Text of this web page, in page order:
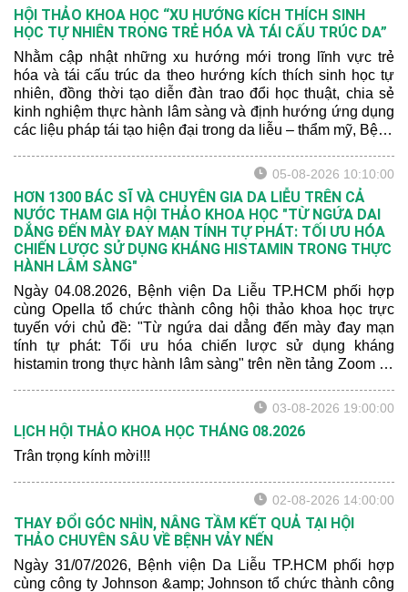
HỘI THẢO KHOA HỌC “XU HƯỚNG KÍCH THÍCH SINH
HỌC TỰ NHIÊN TRONG TRẺ HÓA VÀ TÁI CẤU TRÚC DA”
Nhằm cập nhật những xu hướng mới trong lĩnh vực trẻ
hóa và tái cấu trúc da theo hướng kích thích sinh học tự
nhiên, đồng thời tạo diễn đàn trao đổi học thuật, chia sẻ
kinh nghiệm thực hành lâm sàng và định hướng ứng dụng
các liệu pháp tái tạo hiện đại trong da liễu – thẩm mỹ, Bệnh
tham dự Hội thảo khoa học với chủ đề: “XU HƯỚNG KÍCH
THÍCH SINH HỌC TỰ NHIÊN TRONG TRẺ HÓA VÀ TÁI
CẤU TRÚC DA”.
05-08-2026 10:10:00
HƠN 1300 BÁC SĨ VÀ CHUYÊN GIA DA LIỄU TRÊN CẢ
NƯỚC THAM GIA HỘI THẢO KHOA HỌC "TỪ NGỨA DAI
DẲNG ĐẾN MÀY ĐAY MẠN TÍNH TỰ PHÁT: TỐI ƯU HÓA
CHIẾN LƯỢC SỬ DỤNG KHÁNG HISTAMIN TRONG THỰC
HÀNH LÂM SÀNG"
Ngày 04.08.2026, Bệnh viện Da Liễu TP.HCM phối hợp
cùng Opella tổ chức thành công hội thảo khoa học trực
tuyến với chủ đề: "Từ ngứa dai dẳng đến mày đay mạn
tính tự phát: Tối ưu hóa chiến lược sử dụng kháng
histamin trong thực hành lâm sàng" trên nền tảng Zoom và
03-08-2026 19:00:00
LỊCH HỘI THẢO KHOA HỌC THÁNG 08.2026
Trân trọng kính mời!!!
02-08-2026 14:00:00
THAY ĐỔI GÓC NHÌN, NÂNG TẦM KẾT QUẢ TẠI HỘI
THẢO CHUYÊN SÂU VỀ BỆNH VẢY NẾN
Ngày 31/07/2026, Bệnh viện Da Liễu TP.HCM phối hợp
cùng công ty Johnson &amp; Johnson tổ chức thành công